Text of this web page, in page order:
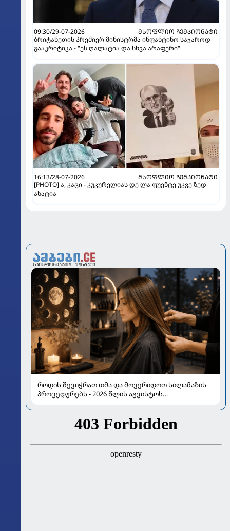
09:30/29-07-2026
ᲛᲡᲝᲤᲚᲘᲝ ᲩᲔᲛᲞᲘᲝᲜᲐᲢᲘ
ბრიტანეთის პრემიერ მინისტრმა ინფანტინო საჯაროდ
გააკრიტიკა - "ეს ღალატია და სხვა არაფერი"
16:13/28-07-2026
ᲛᲡᲝᲤᲚᲘᲝ ᲩᲔᲛᲞᲘᲝᲜᲐᲢᲘ
[PHOTO] ა, კაცი - კუკურელიას დე ლა ფუენტე უკვე ზედ
ახატია
როდის შევიჭრათ თმა და მოვერიდოთ სილამაზის
პროცედურებს - 2026 წლის აგვისტოს